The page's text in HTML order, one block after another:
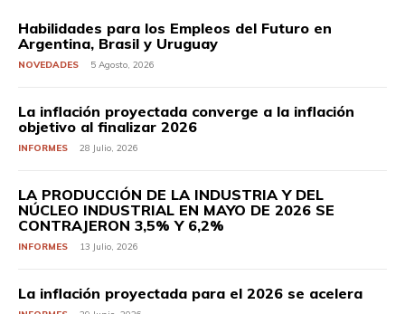
Habilidades para los Empleos del Futuro en
Argentina, Brasil y Uruguay
NOVEDADES 5 Agosto, 2026
La inflación proyectada converge a la inflación
objetivo al finalizar 2026
INFORMES 28 Julio, 2026
LA PRODUCCIÓN DE LA INDUSTRIA Y DEL
NÚCLEO INDUSTRIAL EN MAYO DE 2026 SE
CONTRAJERON 3,5% Y 6,2%
INFORMES 13 Julio, 2026
La inflación proyectada para el 2026 se acelera